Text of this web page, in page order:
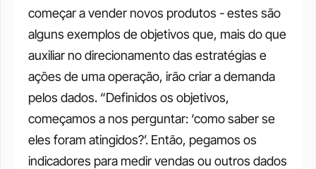
começar a vender novos produtos - estes são
alguns exemplos de objetivos que, mais do que
auxiliar no direcionamento das estratégias e
ações de uma operação, irão criar a demanda
pelos dados. “Definidos os objetivos,
começamos a nos perguntar: ‘como saber se
eles foram atingidos?’. Então, pegamos os
indicadores para medir vendas ou outros dados